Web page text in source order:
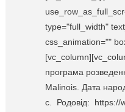
type="full_width"
css_animation=""
програма
Malinois. Дата
c. Родовід: https://